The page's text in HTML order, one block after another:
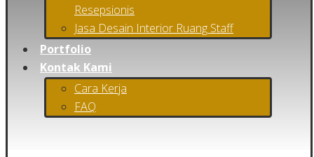
Resepsionis
Jasa Desain Interior Ruang Staff
Portfolio
Kontak Kami
Cara Kerja
FAQ